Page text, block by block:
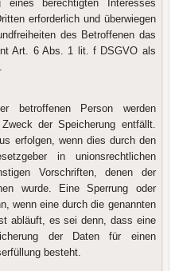
berechtigten Interesses
erforderlich und überwiegen
des Betroffenen das
Art. 6 Abs. 1 lit. f DSGVO als
betroffenen Person werden
der Speicherung entfällt.
erfolgen, wenn dies durch den
in unionsrechtlichen
Vorschriften, denen der
wurde. Eine Sperrung oder
wenn eine durch die genannten
abläuft, es sei denn, dass eine
der Daten für einen
besteht.